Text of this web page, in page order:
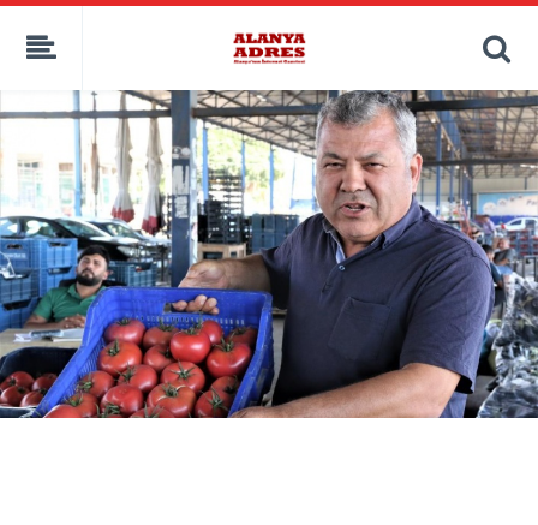
kaçak bahis
deneme bonusu
canlı bahis siteleri
deneme bonusu veren siteler
bahis siteleri
porno izle